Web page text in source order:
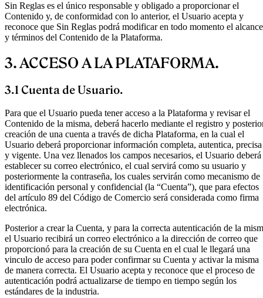
Sin Reglas es el único responsable y obligado a proporcionar el
Contenido y, de conformidad con lo anterior, el Usuario acepta y
reconoce que Sin Reglas podrá modificar en todo momento el alcance
y términos del Contenido de la Plataforma.
3. ACCESO A LA PLATAFORMA.
3.1 Cuenta de Usuario.
Para que el Usuario pueda tener acceso a la Plataforma y revisar el
Contenido de la misma, deberá hacerlo mediante el registro y
creación de una cuenta a través de dicha Plataforma, en la cual el
Usuario deberá proporcionar información completa, autentica, precisa
y vigente. Una vez llenados los campos necesarios, el Usuario deberá
establecer su correo electrónico, el cual servirá como su usuario y
posteriormente la contraseña, los cuales servirán como mecanismo de
identificación personal y confidencial (la “Cuenta”), que para efectos
del artículo 89 del Código de Comercio será considerada como firma
electrónica.
Posterior a crear la Cuenta, y para la correcta autenticación de la
el Usuario recibirá un correo electrónico a la dirección de correo que
proporcionó para la creación de su Cuenta en el cual le llegará una
vinculo de acceso para poder confirmar su Cuenta y activar la misma
de manera correcta. El Usuario acepta y reconoce que el proceso de
autenticación podrá actualizarse de tiempo en tiempo según los
estándares de la industria.